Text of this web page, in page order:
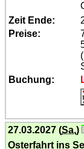
Zeit Ende:
Preise:
Buchung:
27.03.2027 (Sa.)
Osterfahrt ins